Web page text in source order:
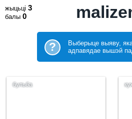
жыцьці 3
балы 0
?
Выберыце выяву,
адпавядае вышэй
бульба